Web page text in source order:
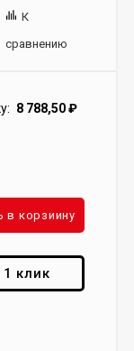
К
сравнению
8 788,50₽
в корзиину
1 клик